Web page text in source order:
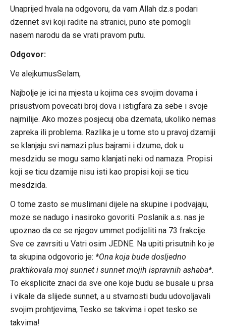
Unaprijed hvala na odgovoru, da vam Allah dz.s podari
dzennet svi koji radite na stranici, puno ste pomogli
nasem narodu da se vrati pravom putu.
Odgovor:
Ve alejkumusSelam,
Najbolje je ici na mjesta u kojima ces svojim dovama i
prisustvom povecati broj dova i istigfara za sebe i svoje
najmilije. Ako mozes posjecuj oba dzemata, ukoliko nemas
zapreka ili problema. Razlika je u tome sto u pravoj dzamiji
se klanjaju svi namazi plus bajrami i dzume, dok u
mesdzidu se mogu samo klanjati neki od namaza. Propisi
koji se ticu dzamije nisu isti kao propisi koji se ticu
mesdzida.
O tome zasto se muslimani dijele na skupine i podvajaju,
moze se nadugo i nasiroko govoriti. Poslanik a.s. nas je
upoznao da ce se njegov ummet podijeliti na 73 frakcije.
Sve ce zavrsiti u Vatri osim JEDNE. Na upiti prisutnih ko je
ta skupina odgovorio je: *Ona koja bude dosljedno
praktikovala moj sunnet i sunnet mojih ispravnih ashaba*.
To eksplicite znaci da sve one koje budu se busale u prsa
i vikale da slijede sunnet, a u stvarnosti budu udovoljavali
svojim prohtjevima, Tesko se takvima i opet tesko se
takvima!